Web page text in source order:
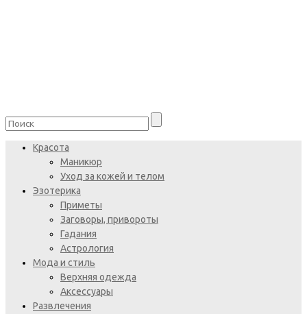
Красота
Маникюр
Уход за кожей и телом
Эзотерика
Приметы
Заговоры, привороты
Гадания
Астрология
Мода и стиль
Верхняя одежда
Аксессуары
Развлечения